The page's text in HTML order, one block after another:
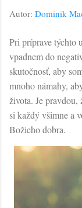
Autor: Dominik
Pri príprave týchto
vpadnem do
skutočnosť, aby
mnoho námahy,
života. Je
si každý všimne a
Božieho dobra.